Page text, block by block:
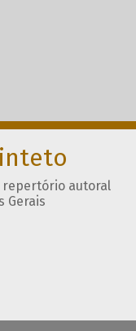
repertório autoral
Gerais